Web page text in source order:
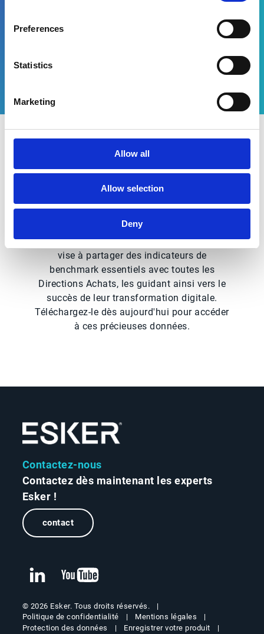
Preferences
Statistics
Marketing
Allow all
Allow selection
Deny
Téléchargez le guide
pratique
collaboration avec l'ADRA et Esker pour
cette toute nouvelle édition. Ce baromètre
vise à partager des indicateurs de
benchmark essentiels avec toutes les
Directions Achats, les guidant ainsi vers le
succès de leur transformation digitale.
Téléchargez-le dès aujourd'hui pour accéder
à ces précieuses données.
Contactez-nous
Contactez dès maintenant les experts
Esker !
contact
© 2026 Esker. Tous droits réservés.
Politique de confidentialité
Mentions légales
Protection des données
Enregistrer votre produit